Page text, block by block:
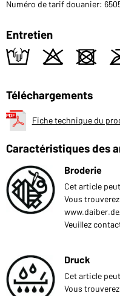
Numéro de tarif douanier:
Entretien
t o d
Téléchargements
Fiche technique du
Caractéristiques des
Broderie
Cet article
Vous
Veuillez
Druck
Cet article
Vous